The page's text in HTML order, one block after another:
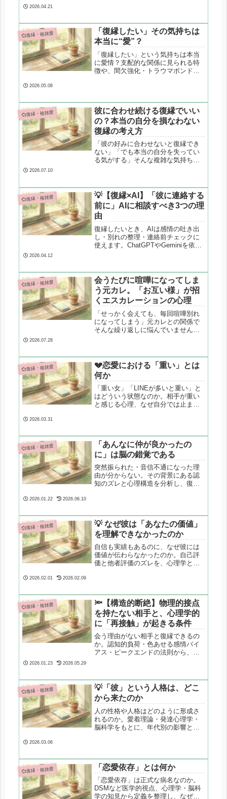
めるかを整理します。
2026.04.21
💞復縁・複雑愛
「復縁したい」その気持ちは
本当に“愛”？
「復縁したい」という気持ちは本当
に愛情？支配的な関係に見られる特
徴や、間欠強化・トラウマボンドと
2026.05.08
💞復縁・複雑愛
彼に合わせ続ける復縁でいい
の？本当の自分を損なわない
復縁の考え方
「彼の好みに合わせないと復縁でき
ない」「でも本当の自分を失ってい
る気がする」そんな複雑な気持ちを
自分を保ったまま復縁を目指すため
の考え方を解説します。
2026.07.10
💞復縁・複雑愛
💡【復縁×AI】「彼に連絡する
前に」AIに相談すべき3つの理
由
復縁したいとき、AIは感情の吐き出
し・別れの整理・連絡前チェックに
使えます。ChatGPTやGeminiを依存
2026.04.12
💞復縁・複雑愛
会うたびに喧嘩になってしま
う元カレ。「お互い様」が招
くエスカレーションの心理
「せっかく会えても、毎回喧嘩別れ
になってしまう」元カレとの関係で
そんな繰り返しに悩んでいません
的にならずに関わるための具体的な
方法を解説します。
2026.07.28
💞復縁・複雑愛
💔恋愛における「重い」とは
何か
「重い女」「LINEが多いと重い」と
はどういう状態なのか。相手が重い
と感じる心理、なぜ自分では止まれ
2026.03.31
💞復縁・複雑愛
「あんなに仲が良かったの
に」は脳の錯覚である
突然振られた・音信不通になった理
由が分からない。その背景にある認
知のズレと心理構造を分析し、復縁
2026.01.22 2026.06.10
💞復縁・複雑愛
💡 なぜ彼は「あなたの価値」
を理解できなかったのか
自信も実績もあるのに、なぜ彼には
価値が伝わらなかったのか。自己評
価と他者評価のズレを、心理学と脳
2026.02.01 2026.02.09
💞復縁・複雑愛
🔦【構造的断絶】物理的接点
を持たない相手と、心理学的
に「再接触」が起きる条件
会う理由がない相手と復縁できるの
か。認知的負荷・色あせる感情バイ
アス・ピークエンドの法則から、再
2026.01.23 2026.05.29
💞復縁・複雑愛
💡「彼」という人格は、どこ
から来たのか
人の性格や人格はどのように形成さ
れるのか。愛着理論・発達心理学・
脳科学をもとに、年代別の影響と、
2026.03.06
💞復縁・複雑愛 「恋愛依存」とは何か
「恋愛依存」は正式な病名なのか。
DSMなど医学的視点、心理学・脳科
学の知見から定義を整理し、なぜ復